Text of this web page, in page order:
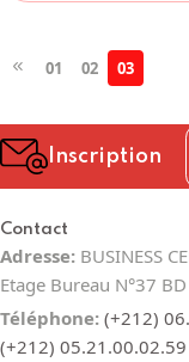
01 02 03
Inscription
Contact
Adresse: BUSINESS
Etage Bureau N°37
Téléphone: (+212)
(+212) 05.21.00.02.59